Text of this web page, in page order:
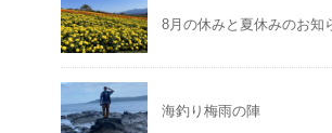
8月の休みと夏休みのお知
海釣り梅雨の陣